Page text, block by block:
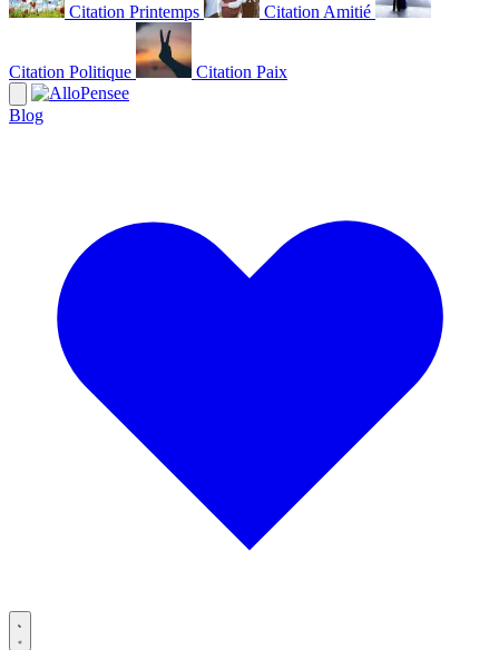
Citation Printemps Citation Amitié
Citation Politique Citation Paix
Blog